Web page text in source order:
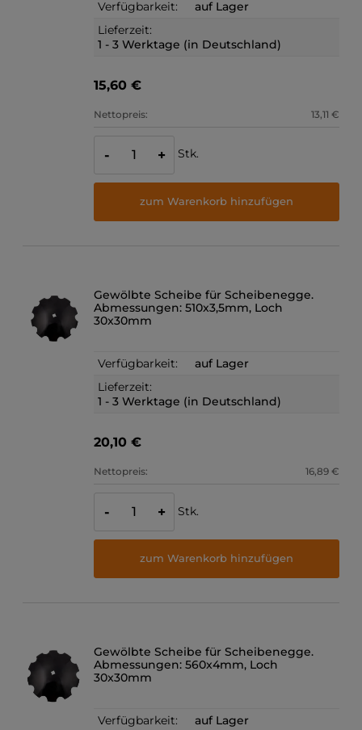
Verfügbarkeit:
auf Lager
Lieferzeit:
1 - 3 Werktage (in Deutschland)
15,60 €
Nettopreis: 13,11 €
- + Stk.
zum Warenkorb hinzufügen
Gewölbte Scheibe für Scheibenegge.
Abmessungen: 510x3,5mm, Loch
30x30mm
Verfügbarkeit:
auf Lager
Lieferzeit:
1 - 3 Werktage (in Deutschland)
20,10 €
Nettopreis: 16,89 €
- + Stk.
zum Warenkorb hinzufügen
Gewölbte Scheibe für Scheibenegge.
Abmessungen: 560x4mm, Loch
30x30mm
Verfügbarkeit: auf Lager